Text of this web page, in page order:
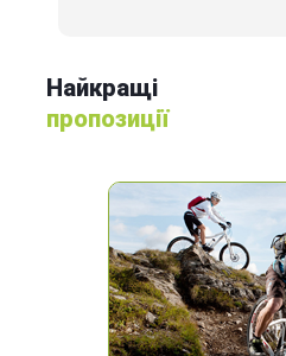
Найкращі
пропозиції